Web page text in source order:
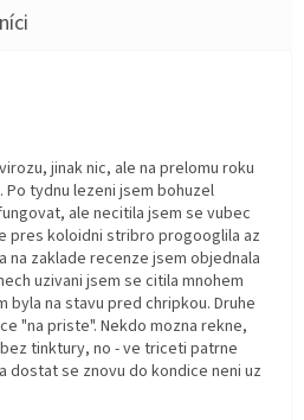
je 5 z 5 hvězdiček.
jinak nic, ale na prelomu roku
tydnu lezeni jsem bohuzel
ale necitila jsem se vubec
pres koloidni stribro progooglila az
zaklade recenze jsem objednala
uzivani jsem se citila mnohem
byla na stavu pred chripkou. Druhe
"na priste". Nekdo mozna rekne,
tinktury, no - ve triceti patrne
dostat se znovu do kondice neni uz